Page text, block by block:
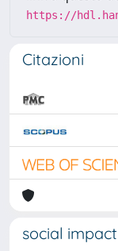
https://
Citazioni
social impact